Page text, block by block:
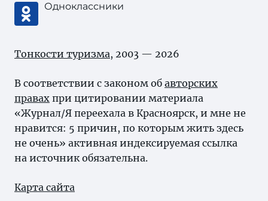
Одноклассники
Тонкости туризма, 2003 — 2026
В соответствии с законом об авторских
правах при цитировании материала
«Журнал/Я переехала в Красноярск, и мне не
нравится: 5 причин, по которым жить здесь
не очень» активная индексируемая ссылка
на источник обязательна.
Карта сайта